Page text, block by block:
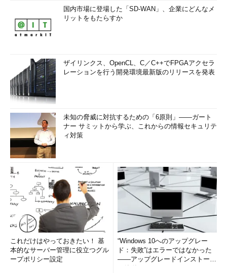
国内市場に登場した「SD-WAN」、企業にどんなメ
リットをもたらすか
ザイリンクス、OpenCL、C／C++でFPGAアクセラ
レーションを行う開発環境最新版のリリースを発表
未知の脅威に対抗するための「6原則」――ガート
ナー サミットから学ぶ、これからの情報セキュリテ
ィ対策
これだけはやっておきたい！ 基
本的なサーバー管理に役立つグル
ープポリシー設定
“Windows 10へのアップグレー
ド：失敗”はエラーではなかった
――アップグレードインストール